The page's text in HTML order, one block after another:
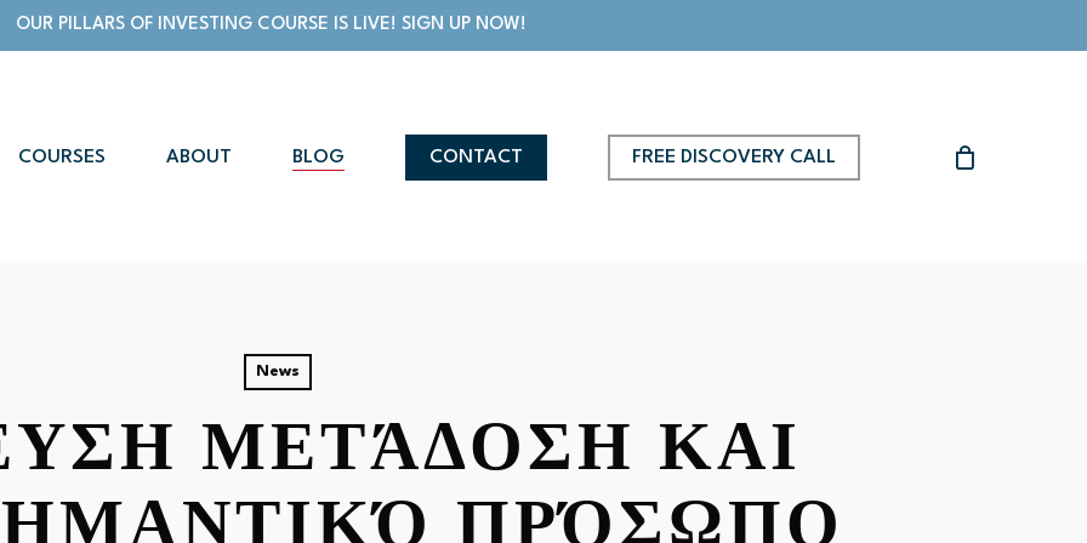
OUR PILLARS OF INVESTING COURSE IS LIVE! SIGN UP NOW!
COURSES ABOUT BLOG CONTACT FREE DISCOVERY CALL
News
ΜΕΤΆΔΟΣΗ ΚΑΙ
ΠΡΌΣΩΠΟ